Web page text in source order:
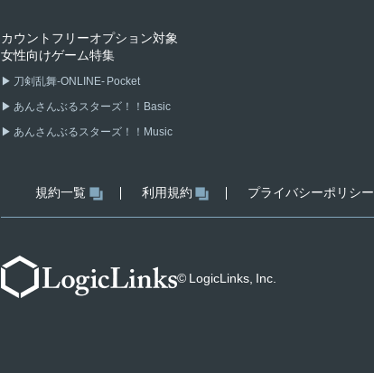
カウントフリーオプション対象
女性向けゲーム特集
刀剣乱舞-ONLINE- Pocket
あんさんぶるスターズ！！Basic
あんさんぶるスターズ！！Music
規約一覧 利用規約 プライバシーポリシー
© LogicLinks, Inc.